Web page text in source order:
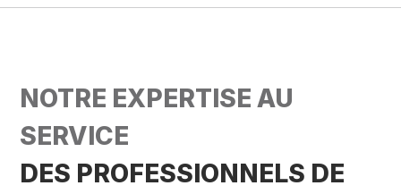
NOTRE EXPERTISE AU
SERVICE
DES PROFESSIONNELS DE